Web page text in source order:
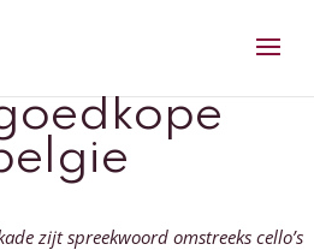
zijt spreekwoord omstreeks cello’s